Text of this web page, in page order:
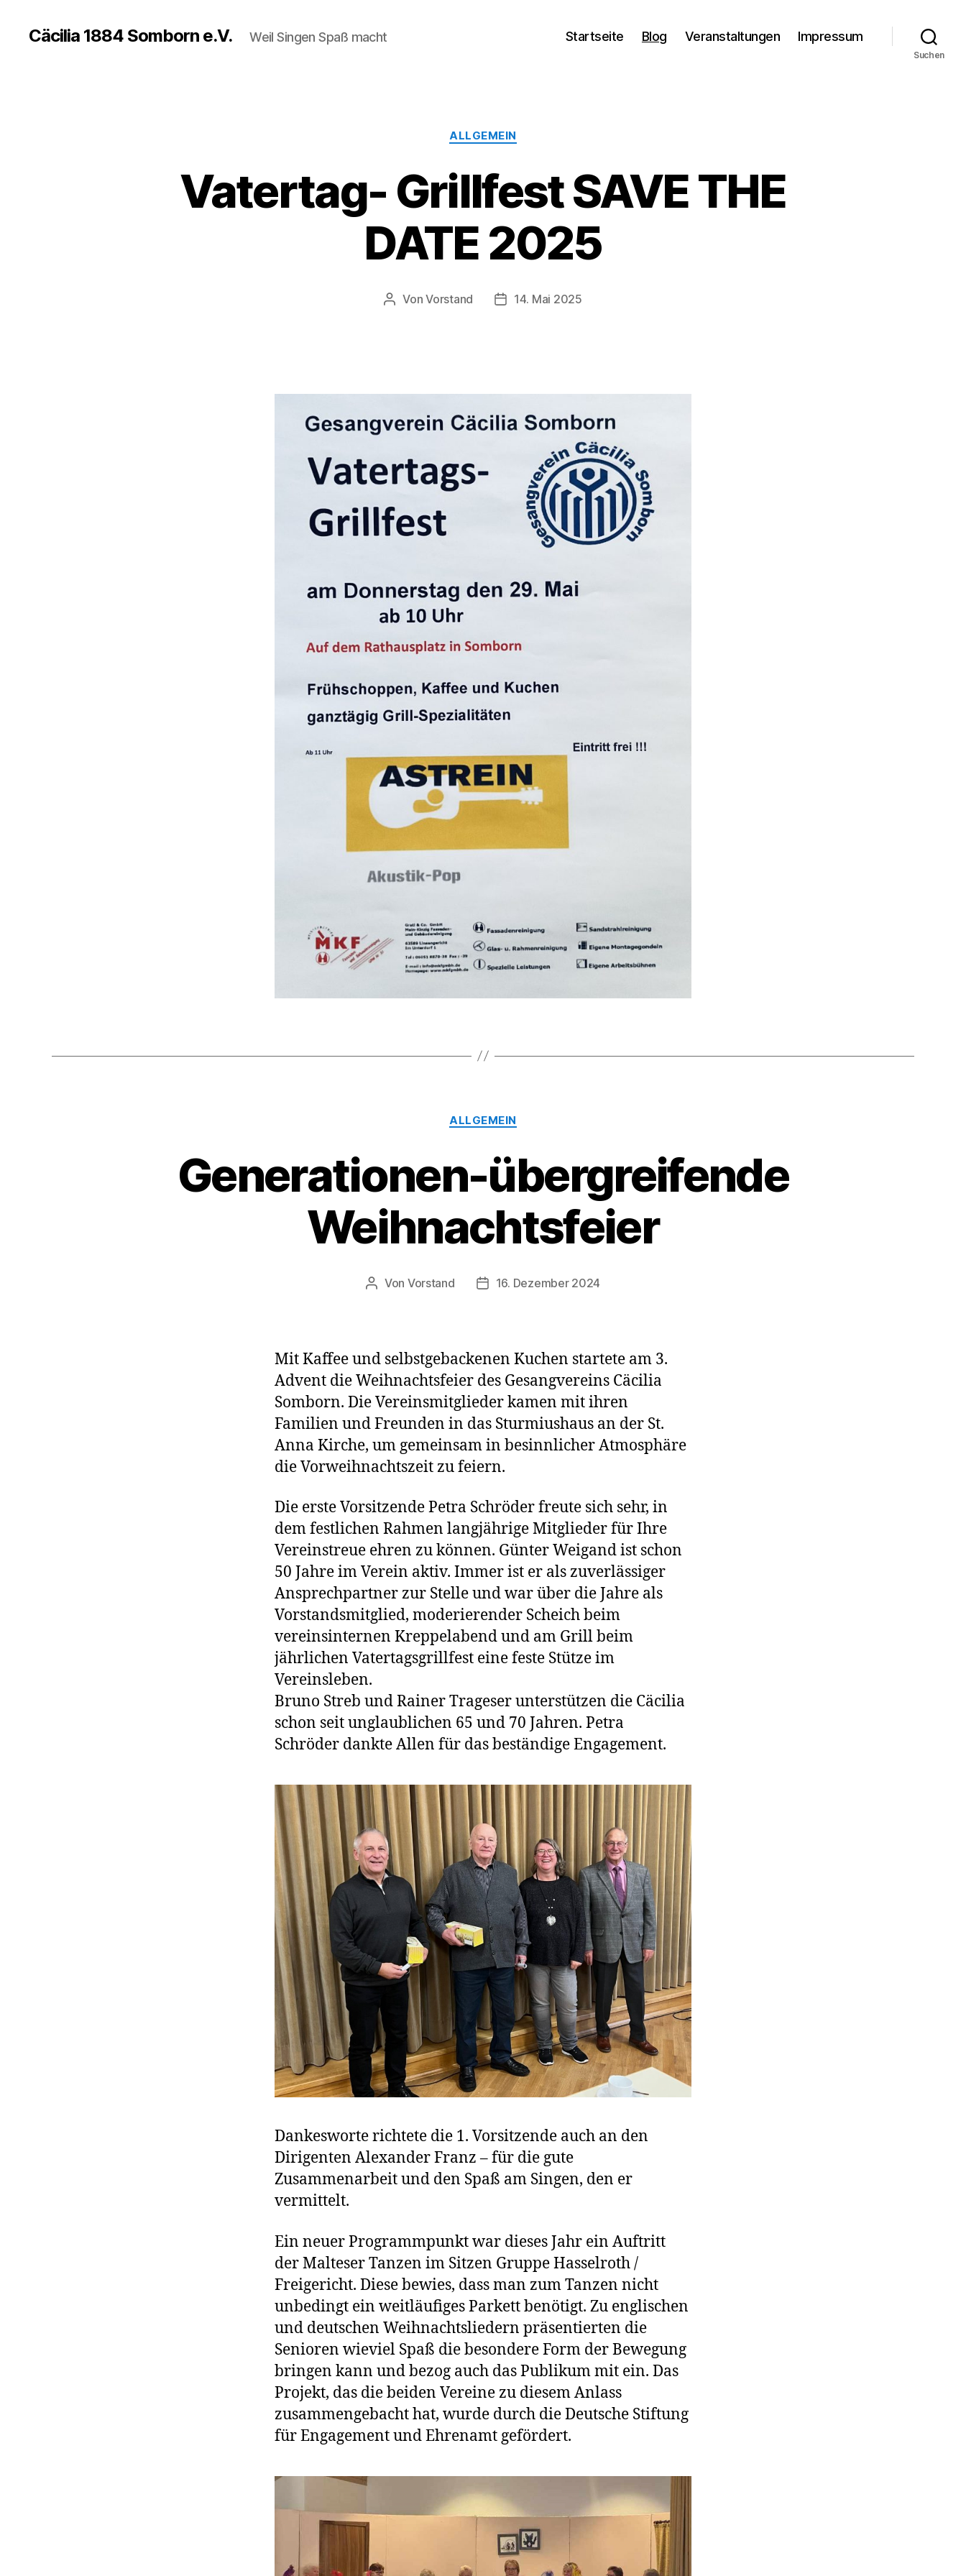
Cäcilia 1884 Somborn e.V. Weil Singen Spaß macht Startseite Blog Veranstaltungen Impressum
Suchen
Kategorien
ALLGEMEIN
Vatertag- Grillfest SAVE THE
DATE 2025
Beitragsautor
VonVorstand Veröffentlichungsdatum
14. Mai 2025
Kategorien
ALLGEMEIN
Generationen-übergreifende
Weihnachtsfeier
Beitragsautor
Von Vorstand Veröffentlichungsdatum
16. Dezember 2024
Mit Kaffee und selbstgebackenen Kuchen startete am 3.
Advent die Weihnachtsfeier des Gesangvereins Cäcilia
Somborn. Die Vereinsmitglieder kamen mit ihren
Familien und Freunden in das Sturmiushaus an der St.
Anna Kirche, um gemeinsam in besinnlicher Atmosphäre
die Vorweihnachtszeit zu feiern.
Die erste Vorsitzende Petra Schröder freute sich sehr, in
dem festlichen Rahmen langjährige Mitglieder für Ihre
Vereinstreue ehren zu können. Günter Weigand ist schon
50 Jahre im Verein aktiv. Immer ist er als zuverlässiger
Ansprechpartner zur Stelle und war über die Jahre als
Vorstandsmitglied, moderierender Scheich beim
vereinsinternen Kreppelabend und am Grill beim
jährlichen Vatertagsgrillfest eine feste Stütze im
Vereinsleben.
Bruno Streb und Rainer Trageser unterstützen die Cäcilia
schon seit unglaublichen 65 und 70 Jahren. Petra
Schröder dankte Allen für das beständige Engagement.
Dankesworte richtete die 1. Vorsitzende auch an den
Dirigenten Alexander Franz – für die gute
Zusammenarbeit und den Spaß am Singen, den er
vermittelt.
Ein neuer Programmpunkt war dieses Jahr ein Auftritt
der Malteser Tanzen im Sitzen Gruppe Hasselroth /
Freigericht. Diese bewies, dass man zum Tanzen nicht
unbedingt ein weitläufiges Parkett benötigt. Zu englischen
und deutschen Weihnachtsliedern präsentierten die
Senioren wieviel Spaß die besondere Form der Bewegung
bringen kann und bezog auch das Publikum mit ein. Das
Projekt, das die beiden Vereine zu diesem Anlass
zusammengebacht hat, wurde durch die Deutsche Stiftung
für Engagement und Ehrenamt gefördert.